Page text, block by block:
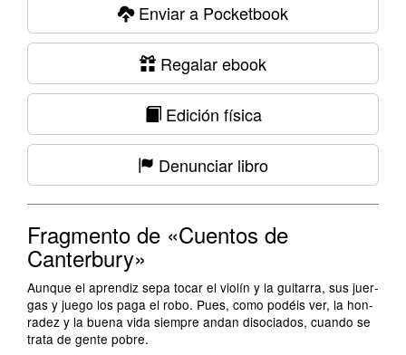
Enviar a Pocketbook
Regalar ebook
Edición física
Denunciar libro
Fragmento de «Cuentos de
Canterbury»
Aunque el aprendiz sepa tocar el violín y la guitarra, sus juer­
gas y juego los paga el robo. Pues, como podéis ver, la hon­
radez y la buena vida siempre andan disociados, cuando se
trata de gente pobre.